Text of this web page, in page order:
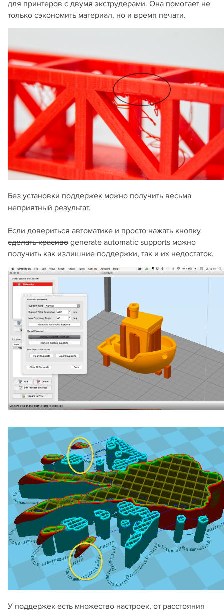
для принтеров с двумя экструдерами. Она помогает не
только сэкономить материал, но и время печати.
Без установки поддержек можно получить весьма
неприятный результат.
Если довериться автоматике и просто нажать кнопку
сделать красиво generate automatic supports можно
получить как излишние поддержки, так и их недостаток.
У поддержек есть множество настроек, от расстояния